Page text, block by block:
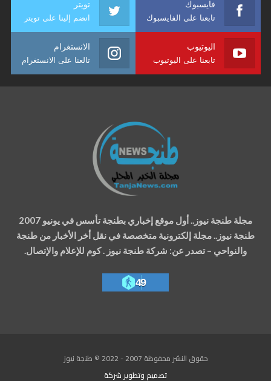
فايسبوك
تابعنا على الفايسبوك
تويتر
انضم إلينا على تويتر
اليوتيوب
تابعنا على اليوتيوب
الانستغرام
تالعنا على الانستغرام
مجلة طنجة نيوز.. أول موقع إخباري بطنجة تأسس في يونيو 2007
طنجة نيوز.. مجلة إلكترونية متخصصة في نقل أخر الأخبار من طنجة
والنواحي – تصدر عن: شركة طنجة نيوز . كوم للإعلام والإتصال.
49
حقوق النشر محفوظة 2007 - 2022 © طنجة نيوز
تصميم وتطوير شركة